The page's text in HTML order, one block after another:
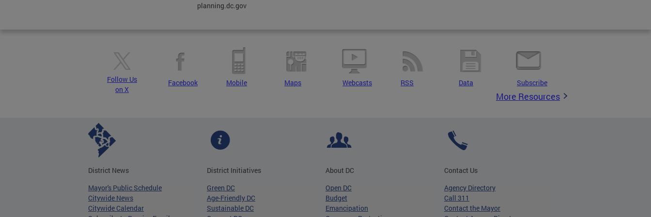
planning.dc.gov
Follow Us
on X
Facebook Mobile Maps Webcasts RSS Data Subscribe
More Resources
District News
Mayor's Public Schedule
Citywide News
Citywide Calendar
District Initiatives
Green DC
Age-Friendly DC
Sustainable DC
About DC
Open DC
Budget
Emancipation
Contact Us
Agency Directory
Call 311
Contact the Mayor